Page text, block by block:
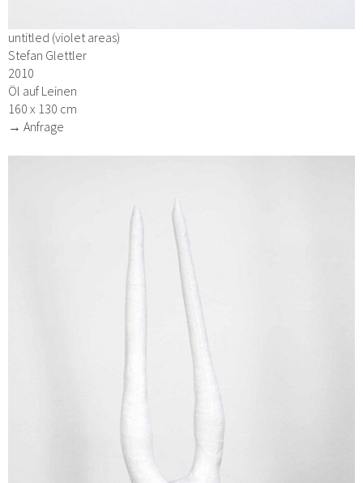
untitled (violet areas)
Stefan Glettler
2010
Öl auf Leinen
160 x 130 cm
→ Anfrage